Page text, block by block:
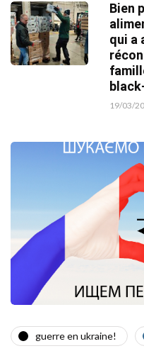
Bien
qui a
19/03/
guerre en ukraine!